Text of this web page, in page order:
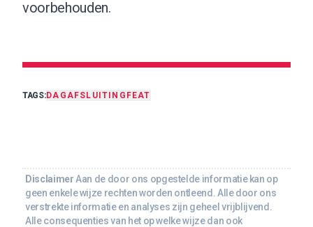
voorbehouden.
TAGS:DAGAFSLUITING FEAT
Disclaimer Aan de door ons opgestelde informatie kan op
geen enkele wijze rechten worden ontleend. Alle door ons
verstrekte informatie en analyses zijn geheel vrijblijvend.
Alle consequenties van het op welke wijze dan ook